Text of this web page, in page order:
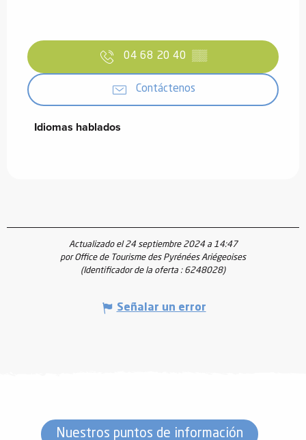
04 68 20 40 ▒▒
Contáctenos
Idiomas hablados
Idiomas hablados
Actualizado el 24 septiembre 2024 a 14:47
por Office de Tourisme des Pyrénées Ariégeoises
(Identificador de la oferta : 6248028)
Señalar un error
Nuestros puntos de información